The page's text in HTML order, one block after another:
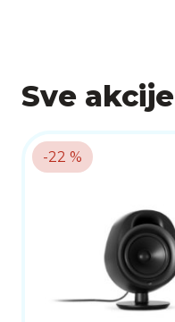
Sve akcije
-22 %